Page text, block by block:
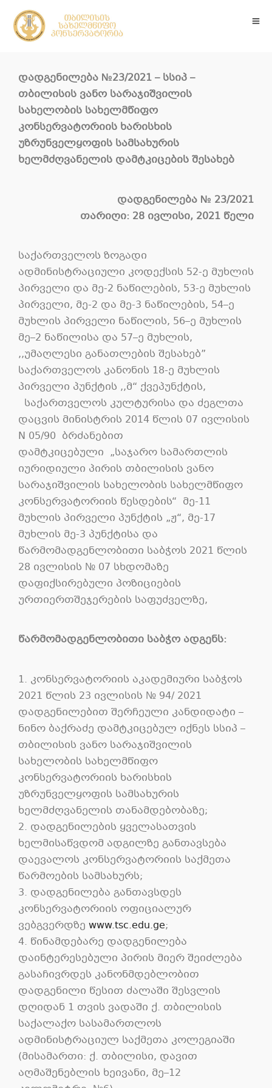
დადგენილება №23/2021 – სსიპ –
თბილისის ვანო სარაჯიშვილის
სახელობის სახელმწიფო
კონსერვატორიის ხარისხის
უზრუნველყოფის სამსახურის
ხელმძღვანელის დამტკიცების შესახებ
დადგენილება № 23/2021
თარიღი: 28 ივლისი, 2021 წელი
საქართველოს ზოგადი
ადმინისტრაციული კოდექსის 52-ე მუხლის
პირველი და მე-2 ნაწილების, 53-ე მუხლის
პირველი, მე-2 და მე-3 ნაწილების, 54–ე
მუხლის პირველი ნაწილის, 56–ე მუხლის
მე–2 ნაწილისა და 57–ე მუხლის,
,,უმაღლესი განათლების შესახებ”
საქართველოს კანონის 18-ე მუხლის
პირველი პუნქტის ,,მ“ ქვეპუნქტის,
საქართველოს კულტურისა და ძეგლთა
დაცვის მინისტრის 2014 წლის 07 ივლისის
N 05/90 ბრძანებით
დამტკიცებული „საჯარო სამართლის
იურიდიული პირის თბილისის ვანო
სარაჯიშვილის სახელობის სახელმწიფო
კონსერვატორიის წესდების“ მე-11
მუხლის პირველი პუნქტის „ჟ“, მე-17
მუხლის მე-3 პუნქტისა და
წარმომადგენლობითი საბჭოს 2021 წლის
28 ივლისის № 07 სხდომაზე
დაფიქსირებული პოზიციების
ურთიერთშეჯერების საფუძველზე,
წარმომადგენლობითი საბჭო ადგენს:
1. კონსერვატორიის აკადემიური საბჭოს
2021 წლის 23 ივლისის № 94/ 2021
დადგენილებით შერჩეული კანდიდატი –
ნინო ბაქრაძე დამტკიცებულ იქნეს სსიპ –
თბილისის ვანო სარაჯიშვილის
სახელობის სახელმწიფო
კონსერვატორიის ხარისხის
უზრუნველყოფის სამსახურის
ხელმძღვანელის თანამდებობაზე;
2. დადგენილების ყველასათვის
ხელმისაწვდომ ადგილზე განთავსება
დაევალოს კონსერვატორიის საქმეთა
წარმოების სამსახურს;
3. დადგენილება განთავსდეს
კონსერვატორიის ოფიციალურ
ვებგვერდზე www.tsc.edu.ge;
4. წინამდებარე დადგენილება
დაინტერესებული პირის მიერ შეიძლება
გასაჩივრდეს კანონმდებლობით
დადგენილი წესით ძალაში შესვლის
დღიდან 1 თვის ვადაში ქ. თბილისის
საქალაქო სასამართლოს
ადმინისტრაციულ საქმეთა კოლეგიაში
(მისამართი: ქ. თბილისი, დავით
აღმაშენებლის ხეივანი, მე–12